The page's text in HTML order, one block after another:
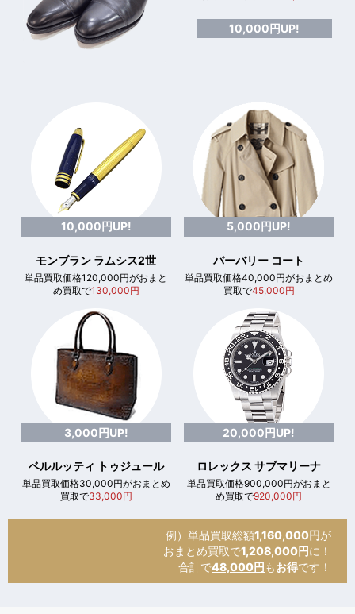
10,000円UP!
10,000円UP!
モンブラン ラムシス2世
単品買取価格120,000円がおまと
め買取で130,000円
5,000円UP!
バーバリー コート
単品買取価格40,000円がおまとめ
買取で45,000円
3,000円UP!
ベルルッティ トゥジュール
単品買取価格30,000円がおまとめ
買取で33,000円
20,000円UP!
ロレックス サブマリーナ
単品買取価格900,000円がおまと
め買取で920,000円
例）単品買取総額1,160,000円が
おまとめ買取で1,208,000円に！
合計で48,000円 もお得です！